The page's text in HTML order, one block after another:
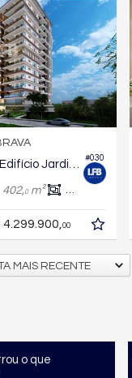
#030
Apartamento no Edifício Jardins da Brava
402,0m² 216,
4.299.900,00
MAIS RECENTE
o que